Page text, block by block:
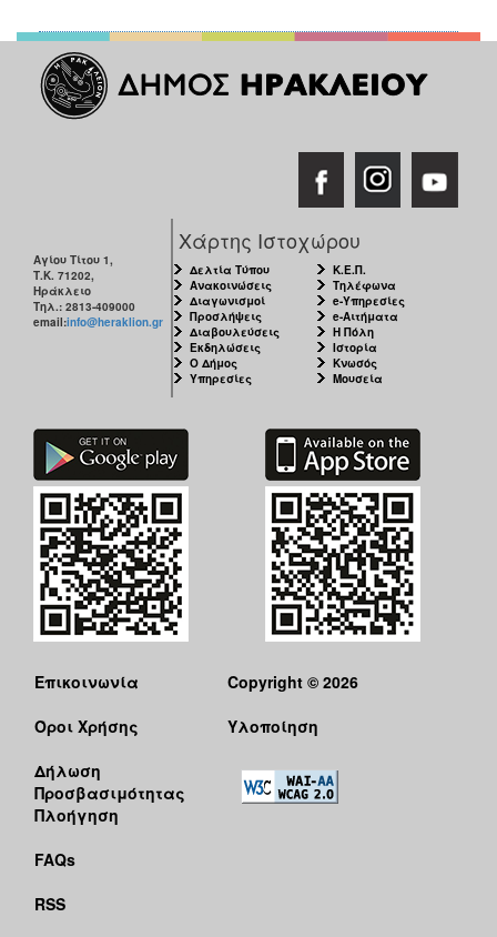
Αγίου Τίτου 1,
Τ.Κ. 71202,
Ηράκλειο
Τηλ.: 2813-409000
email:info@heraklion.gr
Χάρτης Ιστοχώρου
Δελτία Τύπου
Ανακοινώσεις
Διαγωνισμοί
Προσλήψεις
Διαβουλεύσεις
Εκδηλώσεις
Ο Δήμος
Υπηρεσίες
Κ.Ε.Π.
Τηλέφωνα
e-Υπηρεσίες
e-Αιτήματα
Η Πόλη
Ιστορία
Κνωσός
Μουσεία
Επικοινωνία
Όροι Χρήσης
Δήλωση
Προσβασιμότητας
Πλοήγηση
FAQs
RSS
Copyright © 2026
Υλοποίηση